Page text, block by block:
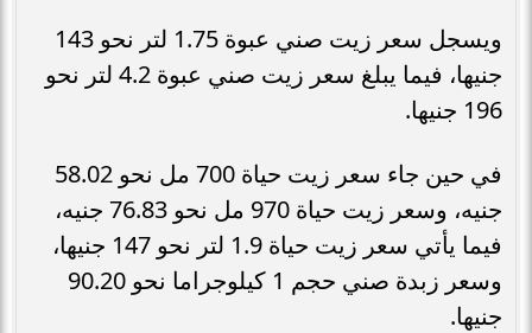
ويسجل سعر زيت صني عبوة 1.75 لتر نحو 143
جنيها، فيما يبلغ سعر زيت صني عبوة 4.2 لتر نحو
196 جنيها.
في حين جاء سعر زيت حياة 700 مل نحو 58.02
جنيه، وسعر زيت حياة 970 مل نحو 76.83 جنيه،
فيما يأتي سعر زيت حياة 1.9 لتر نحو 147 جنيها،
وسعر زبدة صني حجم 1 كيلوجراما نحو 90.20
جنيها.